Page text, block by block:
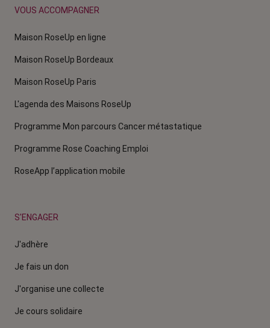
VOUS ACCOMPAGNER
Maison RoseUp en ligne
Maison RoseUp Bordeaux
Maison RoseUp Paris
L'agenda des Maisons RoseUp
Programme Mon parcours Cancer métastatique
Programme Rose Coaching Emploi
RoseApp l’application mobile
S'ENGAGER
J'adhère
Je fais un don
J'organise une collecte
Je cours solidaire